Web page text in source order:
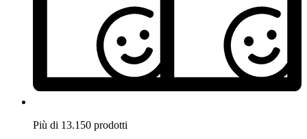
Più di 13.150 prodotti